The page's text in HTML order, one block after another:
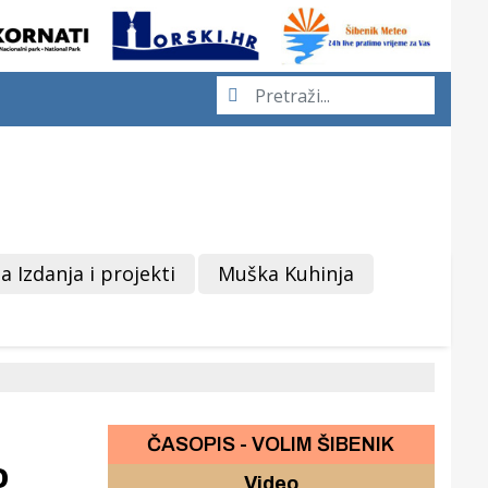
Izdanja i projekti Muška Kuhinja
ČASOPIS - VOLIM ŠIBENIK
Video